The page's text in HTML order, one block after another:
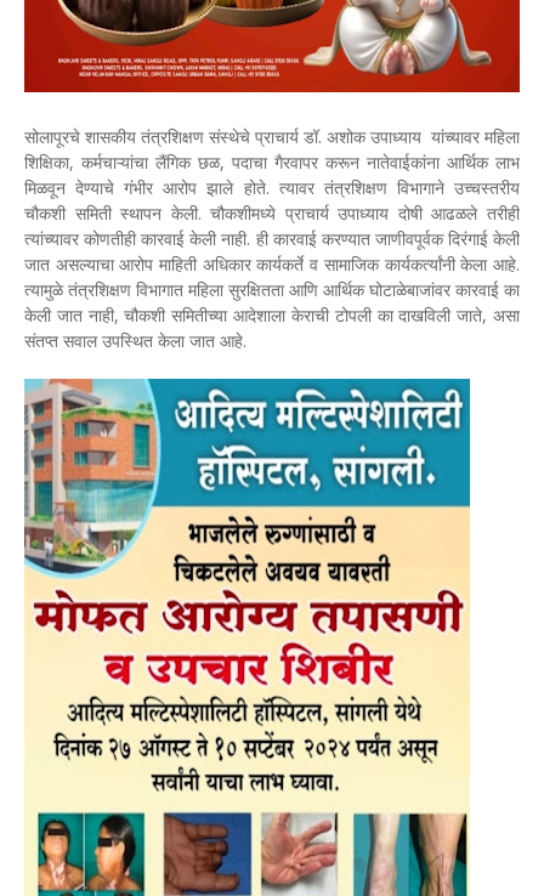
सोलापूरचे शासकीय तंत्रशिक्षण संस्थेचे प्राचार्य डॉ. अशोक उपाध्याय यांच्यावर महिला
शिक्षिका, कर्मचाऱ्यांचा लैंगिक छळ, पदाचा गैरवापर करून नातेवाईकांना आर्थिक लाभ
मिळवून देण्याचे गंभीर आरोप झाले होते. त्यावर तंत्रशिक्षण विभागाने उच्चस्तरीय
चौकशी समिती स्थापन केली. चौकशीमध्ये प्राचार्य उपाध्याय दोषी आढळले तरीही
त्यांच्यावर कोणतीही कारवाई केली नाही. ही कारवाई करण्यात जाणीवपूर्वक दिरंगाई केली
जात असल्याचा आरोप माहिती अधिकार कार्यकर्ते व सामाजिक कार्यकर्त्यांनी केला आहे.
त्यामुळे तंत्रशिक्षण विभागात महिला सुरक्षितता आणि आर्थिक घोटाळेबाजांवर कारवाई का
केली जात नाही, चौकशी समितीच्या आदेशाला केराची टोपली का दाखविली जाते, असा
संतप्त सवाल उपस्थित केला जात आहे.